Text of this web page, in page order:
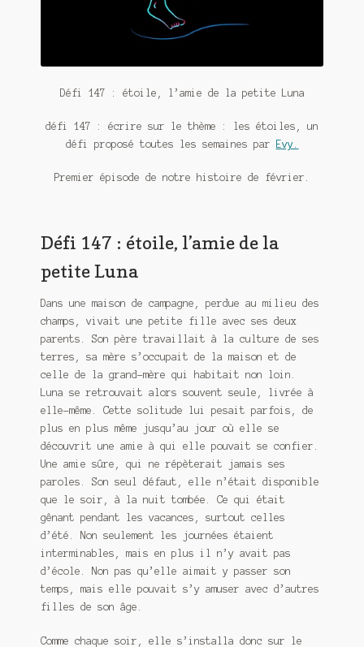
Meurtre sous couverture
Mon Compte
Sauver ou périr
Défi 147 : étoile, l’amie de la petite Luna
défi 147 : écrire sur le thème : les étoiles, un
défi proposé toutes les semaines par
Evy.
Premier épisode de notre histoire de février.
Défi 147 : étoile, l’amie de la
petite Luna
Dans une maison de campagne, perdue au milieu des
champs, vivait une petite fille avec ses deux
parents. Son père travaillait à la culture de ses
terres, sa mère s’occupait de la maison et de
celle de la grand-mère qui habitait non loin.
Luna se retrouvait alors souvent seule, livrée à
elle-même. Cette solitude lui pesait parfois, de
plus en plus même jusqu’au jour où elle se
découvrit une amie à qui elle pouvait se confier.
Une amie sûre, qui ne répèterait jamais ses
paroles. Son seul défaut, elle n’était disponible
que le soir, à la nuit tombée. Ce qui était
gênant pendant les vacances, surtout celles
d’été. Non seulement les journées étaient
interminables, mais en plus il n’y avait pas
d’école. Non pas qu’elle aimait y passer son
temps, mais elle pouvait s’y amuser avec d’autres
filles de son âge.
Comme chaque soir, elle s’installa donc sur le